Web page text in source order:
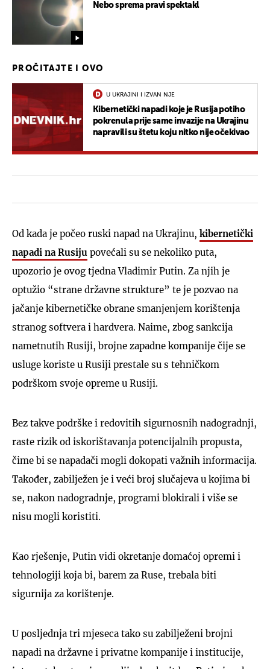
Nebo sprema pravi spektakl
PROČITAJTE I OVO
U UKRAJINI I IZVAN NJE
Kibernetički napadi koje je Rusija potiho
pokrenula prije same invazije na Ukrajinu
napravili su štetu koju nitko nije očekivao
Od kada je počeo ruski napad na Ukrajinu, kibernetički
napadi na Rusiju povećali su se nekoliko puta,
upozorio je ovog tjedna Vladimir Putin. Za njih je
optužio “strane državne strukture” te je pozvao na
jačanje kibernetičke obrane smanjenjem korištenja
stranog softvera i hardvera. Naime, zbog sankcija
nametnutih Rusiji, brojne zapadne kompanije čije se
usluge koriste u Rusiji prestale su s tehničkom
podrškom svoje opreme u Rusiji.
Bez takve podrške i redovitih sigurnosnih nadogradnji,
raste rizik od iskorištavanja potencijalnih propusta,
čime bi se napadači mogli dokopati važnih informacija.
Također, zabilježen je i veći broj slučajeva u kojima bi
se, nakon nadogradnje, programi blokirali i više se
nisu mogli koristiti.
Kao rješenje, Putin vidi okretanje domaćoj opremi i
tehnologiji koja bi, barem za Ruse, trebala biti
sigurnija za korištenje.
U posljednja tri mjeseca tako su zabilježeni brojni
napadi na državne i privatne kompanije i institucije,